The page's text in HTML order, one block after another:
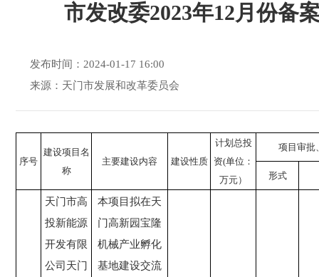
市发改委2023年12月份备
发布时间：2024-01-17 16:00
来源：天门市发展和改革委员会
序号
建设项目名
称
主要建设内容 建设性质
计划总投
资(单位：
万元）
项目审批
形式
天门市高
投新能源
开发有限
公司天门
本项目拟在天
门高新园宝隆
机械产业孵化
基地建设交流